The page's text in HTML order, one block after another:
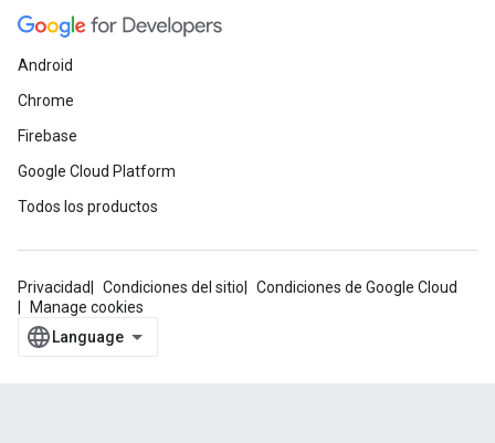
Android
Chrome
Firebase
Google Cloud Platform
Todos los productos
Privacidad Condiciones del sitio
Condiciones de Google Cloud
Manage cookies